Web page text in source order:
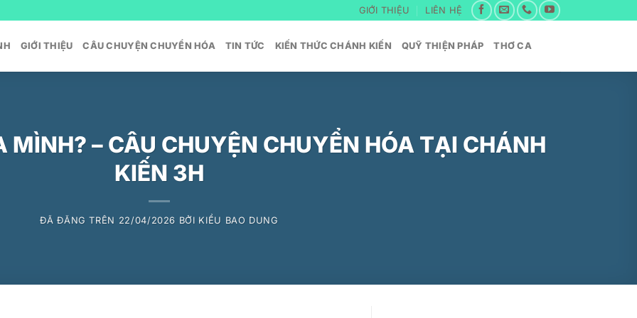
GIỚI THIỆU LIÊN HỆ
GIỚI THIỆU CÂU CHUYỆN CHUYỂN HÓA TIN TỨC KIẾN THỨC CHÁNH KIẾN QUỸ THIỆN PHÁP THƠ CA
MÌNH? – CÂU CHUYỆN CHUYỂN HÓA TẠI CHÁNH
KIẾN 3H
ĐÃ ĐĂNG TRÊN 22/04/2026 BỞI KIỀU BAO DUNG